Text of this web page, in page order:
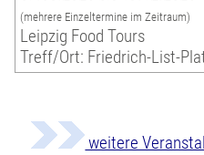
(mehrere Einzeltermine im Zeitraum)
Leipzig Food Tours
Treff/Ort: Friedrich-List-
weitere